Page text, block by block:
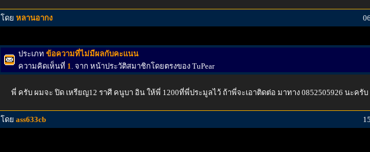
โดย หลานอากง
ประเภท ข้อความที่ไม่มีผลกับคะแนน
ความคิดเห็นที่ 1. จาก หน้าประวัติสมาชิกโดยตรงของ TuPear
พี่ ครับ ผมจะ ปิด เหรียญ12 ราศี คนูบา อิน ให้พี่ 1200ที่พี่ประมูลไว้ ถ้าพี่จะเอาติดต่อ มาทาง 0852505926 นะครับ
โดย ass633cb